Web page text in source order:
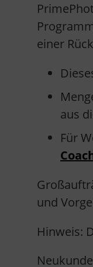
einer
aus
Für
und
Hinweis: